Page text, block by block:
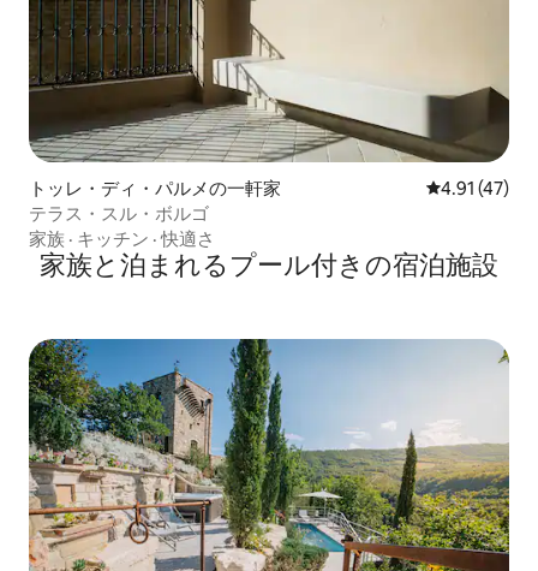
トッレ・ディ・パルメの一軒家 レビュー47
4.91 (47)
テラス・スル・ボルゴ
家族 · キッチン ·快適さ
家族と泊まれるプール付きの宿泊施設